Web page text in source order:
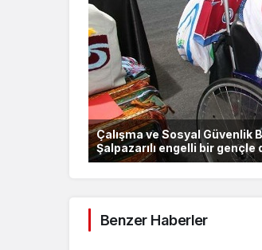
Çalışma ve Sosyal Güvenlik
Şalpazarılı engelli bir gençle
Benzer Haberler